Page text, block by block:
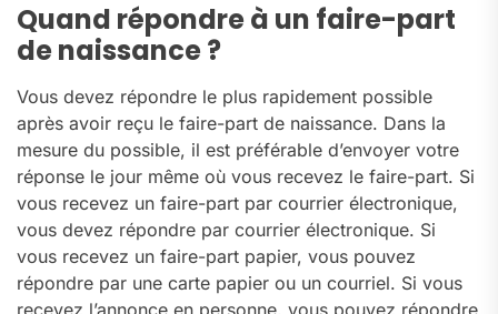
Quand répondre à un faire-part
de naissance ?
Vous devez répondre le plus rapidement possible
après avoir reçu le faire-part de naissance. Dans la
mesure du possible, il est préférable d’envoyer votre
réponse le jour même où vous recevez le faire-part. Si
vous recevez un faire-part par courrier électronique,
vous devez répondre par courrier électronique. Si
vous recevez un faire-part papier, vous pouvez
répondre par une carte papier ou un courriel. Si vous